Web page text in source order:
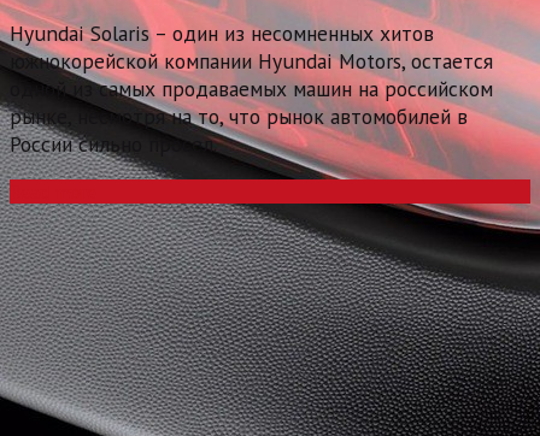
Hyundai Solaris – один из несомненных хитов
южнокорейской компании Hyundai Motors, остается
одной из самых продаваемых машин на российском
рынке, несмотря на то, что рынок автомобилей в
России сильно просел.